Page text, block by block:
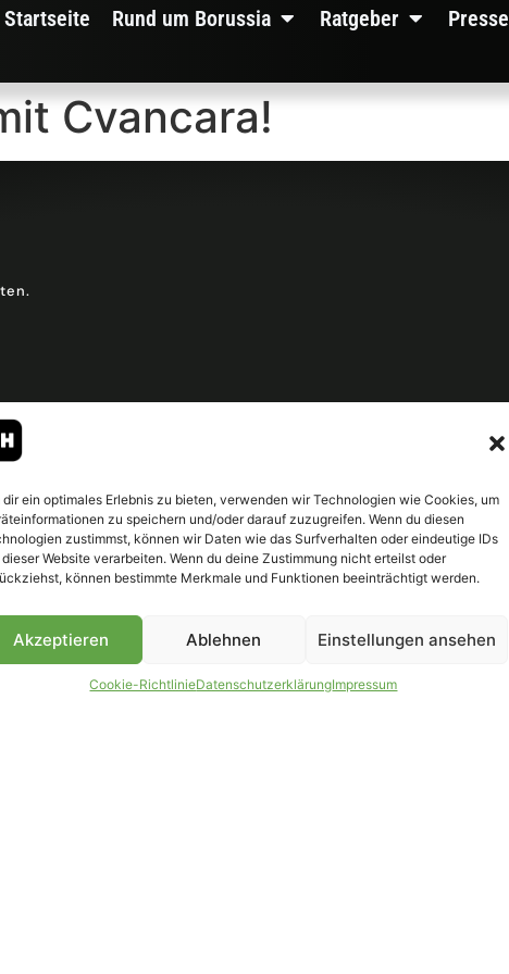
dir ein optimales Erlebnis zu bieten, verwenden wir Technologien wie Cookies, um
zu speichern und/oder darauf zuzugreifen. Wenn du diesen
zustimmst, können wir Daten wie das Surfverhalten oder eindeutige IDs
Website verarbeiten. Wenn du deine Zustimmung nicht erteilst oder
können bestimmte Merkmale und Funktionen beeinträchtigt werden.
Akzeptieren Ablehnen Einstellungen ansehen
Cookie-RichtlinieDatenschutzerklärungImpressum
Startseite Rund um Borussia Ratgeber Presse
Cvancara!